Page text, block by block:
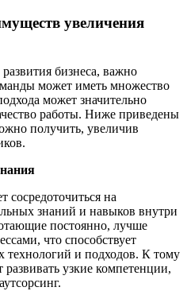
увеличения
бизнеса, важно
может иметь множество
может значительно
работы. Ниже приведены
получить, увеличив
сосредоточиться на
знаний и навыков внутри
постоянно, лучше
что способствует
и подходов. К тому
узкие компетенции,